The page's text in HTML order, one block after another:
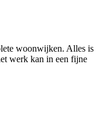
woonwijken. Alles is
werk kan in een fijne